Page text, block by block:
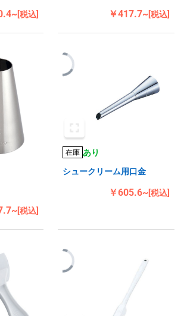
[税込] ￥417.7~[税込]
[税込]
在庫 あり
シュークリーム用口金
￥605.6~[税込]